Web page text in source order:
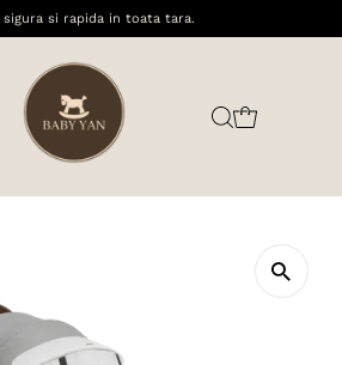
sigura si rapida in toata tara.